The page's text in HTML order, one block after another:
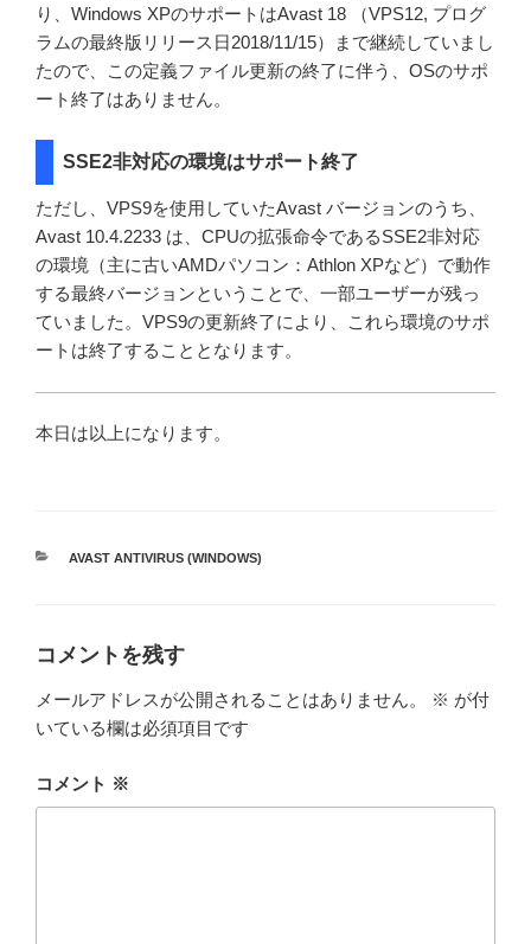
り、Windows XPのサポートはAvast 18 （VPS12, プログ
ラムの最終版リリース日2018/11/15）まで継続していまし
たので、この定義ファイル更新の終了に伴う、OSのサポ
ート終了はありません。
SSE2非対応の環境はサポート終了
ただし、VPS9を使用していたAvast バージョンのうち、
Avast 10.4.2233 は、CPUの拡張命令であるSSE2非対応
の環境（主に古いAMDパソコン：Athlon XPなど）で動作
する最終バージョンということで、一部ユーザーが残っ
ていました。VPS9の更新終了により、これら環境のサポ
ートは終了することとなります。
本日は以上になります。
カ
AVAST ANTIVIRUS (WINDOWS)
コメントを残す
メールアドレスが公開されることはありません。 ※ が付
いている欄は必須項目です
コメント ※